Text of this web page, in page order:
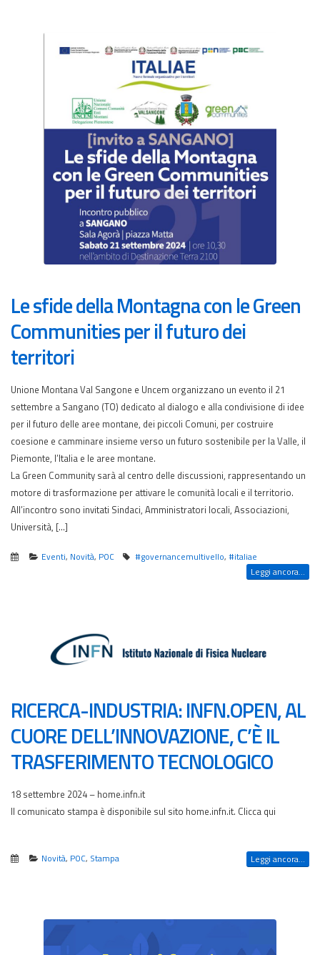
Le sfide della Montagna con le Green
Communities per il futuro dei
territori
Unione Montana Val Sangone e Uncem organizzano un evento il 21
settembre a Sangano (TO) dedicato al dialogo e alla condivisione di idee
per il futuro delle aree montane, dei piccoli Comuni, per costruire
coesione e camminare insieme verso un futuro sostenibile per la Valle, il
Piemonte, l’Italia e le aree montane.
La Green Community sarà al centro delle discussioni, rappresentando un
motore di trasformazione per attivare le comunità locali e il territorio.
All’incontro sono invitati Sindaci, Amministratori locali, Associazioni,
Università, […]
Eventi, Novità, POC #governancemultivello,#italiae
Leggi ancora...
RICERCA-INDUSTRIA: INFN.OPEN, AL
CUORE DELL’INNOVAZIONE, C’È IL
TRASFERIMENTO TECNOLOGICO
18 settembre 2024 – home.infn.it
Il comunicato stampa è disponibile sul sito home.infn.it. Clicca qui
Novità, POC, Stampa Leggi ancora...